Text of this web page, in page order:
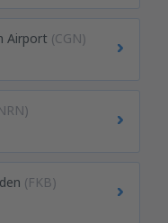
Airport (CGN)
(FKB)